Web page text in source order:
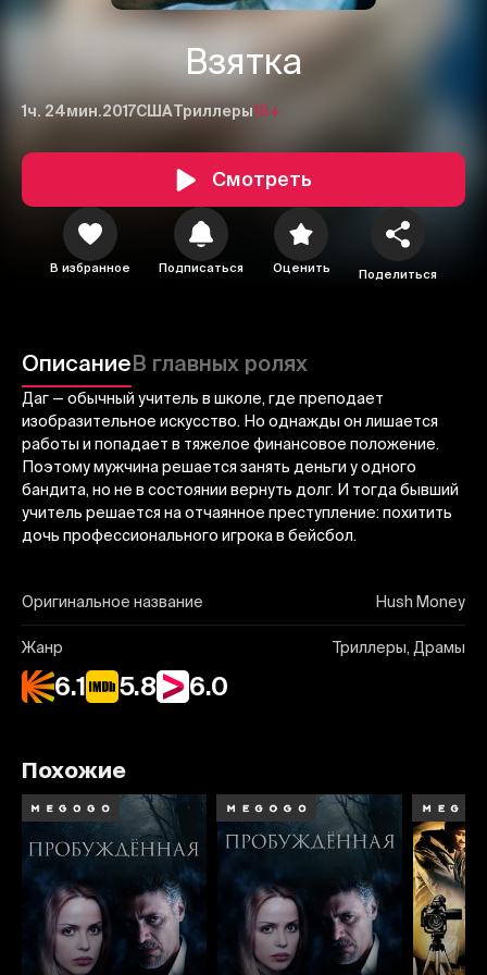
Взятка
1ч. 24мин.2017СШАТриллеры16+
Смотреть
В избранное Подписаться Оценить Поделиться
ОписаниеВ главных ролях
Даг — обычный учитель в школе, где преподает
изобразительное искусство. Но однажды он лишается
работы и попадает в тяжелое финансовое положение.
Поэтому мужчина решается занять деньги у одного
бандита, но не в состоянии вернуть долг. И тогда бывший
учитель решается на отчаянное преступление: похитить
дочь профессионального игрока в бейсбол.
Оригинальное название Hush Money
Жанр Триллеры, Драмы
6.1 5.8 6.0
3
Отправить
Похожие